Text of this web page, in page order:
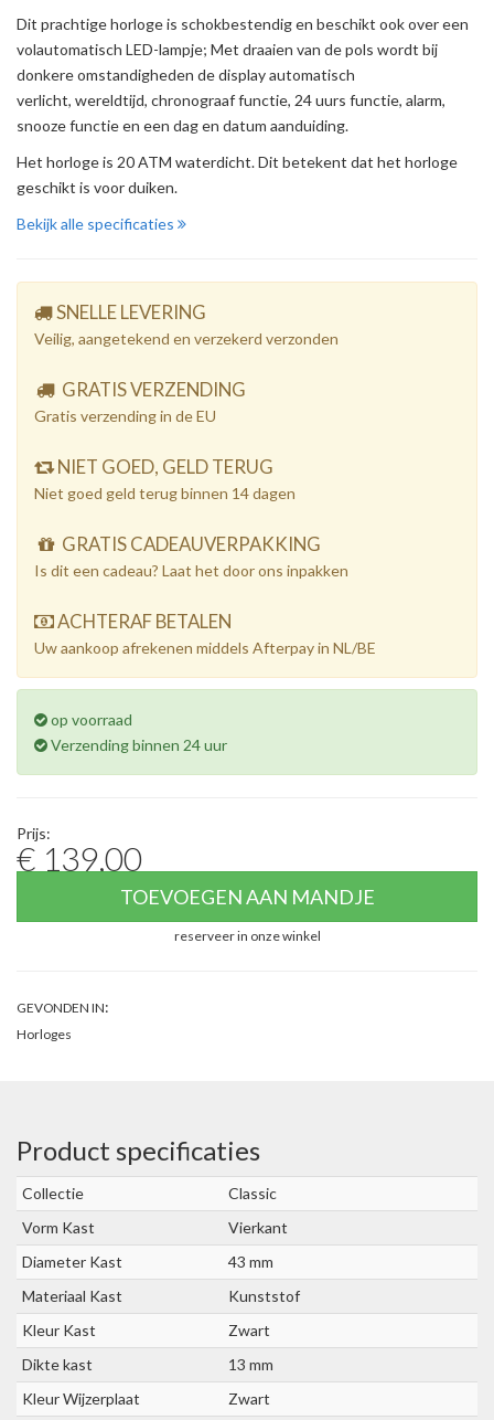
Dit prachtige horloge is schokbestendig en beschikt ook over een
volautomatisch LED-lampje; Met draaien van de pols wordt bij
donkere omstandigheden de display automatisch
verlicht, wereldtijd, chronograaf functie, 24 uurs functie, alarm,
snooze functie en een dag en datum aanduiding.
Het horloge is 20 ATM waterdicht. Dit betekent dat het horloge
geschikt is voor duiken.
Bekijk alle specificaties
SNELLE LEVERING
Veilig, aangetekend en verzekerd verzonden
GRATIS VERZENDING
Gratis verzending in de EU
NIET GOED, GELD TERUG
Niet goed geld terug binnen 14 dagen
GRATIS CADEAUVERPAKKING
Is dit een cadeau? Laat het door ons inpakken
ACHTERAF BETALEN
Uw aankoop afrekenen middels Afterpay in NL/BE
op voorraad
Verzending binnen 24 uur
Prijs:
€ 139,00
TOEVOEGEN AAN MANDJE
reserveer in onze winkel
GEVONDEN IN:
Horloges
Product specificaties
Collectie
Classic
Vorm Kast
Vierkant
Diameter Kast
43 mm
Materiaal Kast
Kunststof
Kleur Kast
Zwart
Dikte kast
13 mm
Kleur Wijzerplaat
Zwart